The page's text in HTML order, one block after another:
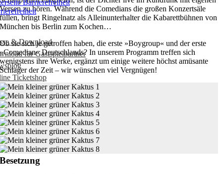
& Download
für Gastspielpartner
Ticketshop
Versen zu hören. Während die Comedians die großen Konzertsäle
füllen, bringt Ringelnatz als Alleinunterhalter die Kabarettbühnen von
München bis Berlin zum Kochen…
Ob sie sich je getroffen haben, die erste »Boygroup« und der erste
»Comedian« Deutschlands? In unserem Programm treffen sich
wenigstens ihre Werke, ergänzt um einige weitere höchst amüsante
Schlager der Zeit – wir wünschen viel Vergnügen!
Besetzung